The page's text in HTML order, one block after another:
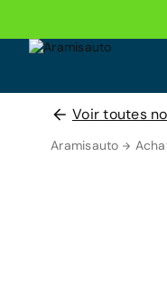
Voir toutes
Aramisauto